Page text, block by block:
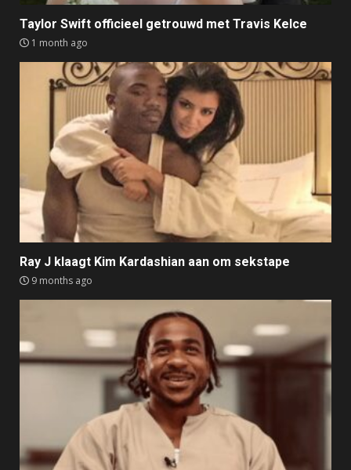
Taylor Swift officieel getrouwd met Travis Kelce
1 month ago
Ray J klaagt Kim Kardashian aan om sekstape
9 months ago